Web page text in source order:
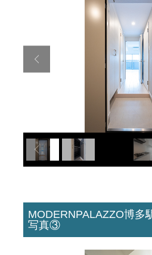
MODERNPALAZZO博多
写真③